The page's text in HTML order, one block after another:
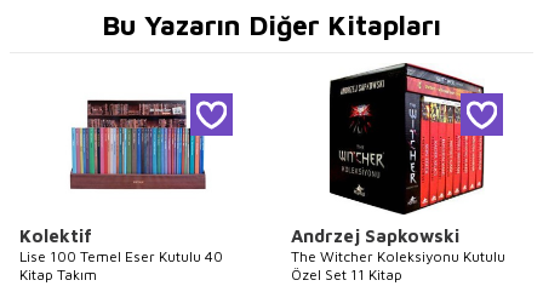
Bu Yazarın Diğer Kitapları
Kolektif
Lise 100 Temel Eser Kutulu 40
Kitap Takım
Andrzej Sapkowski
The Witcher Koleksiyonu Kutulu
Özel Set 11 Kitap